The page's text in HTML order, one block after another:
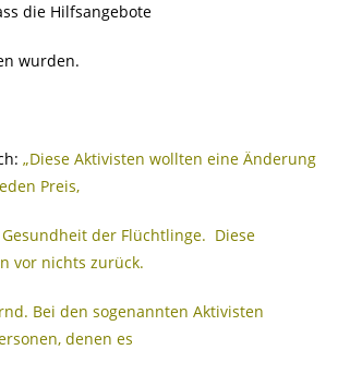
die Hilfsangebote
wurden.
„Diese Aktivisten wollten eine Änderung
Preis,
der Flüchtlinge. Diese
vor nichts zurück.
Bei den sogenannten Aktivisten
denen es